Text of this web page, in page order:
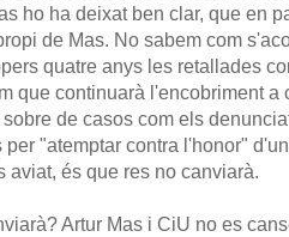
ho ha deixat ben clar, que en
de Mas. No sabem com
quatre anys les retallades
que continuarà l'encobriment a
sobre de casos com els
per "atemptar contra l'honor"
aviat, és que res no canviarà.
Artur Mas i CiU no es